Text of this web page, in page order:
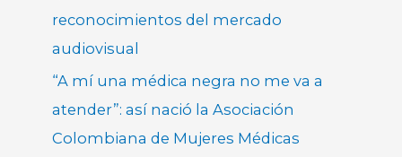
reconocimientos del mercado
audiovisual
“A mí una médica negra no me va a
atender”: así nació la Asociación
Colombiana de Mujeres Médicas